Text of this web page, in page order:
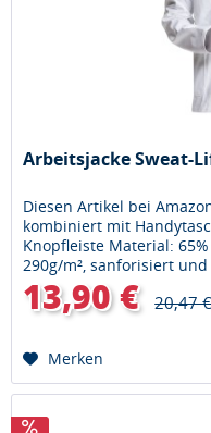
Arbeitsjacke Sweat-
Diesen Artikel bei
kombiniert mit
Knopfleiste Material:
290g/m², sanforisiert
13,90 € 20,47
Merken